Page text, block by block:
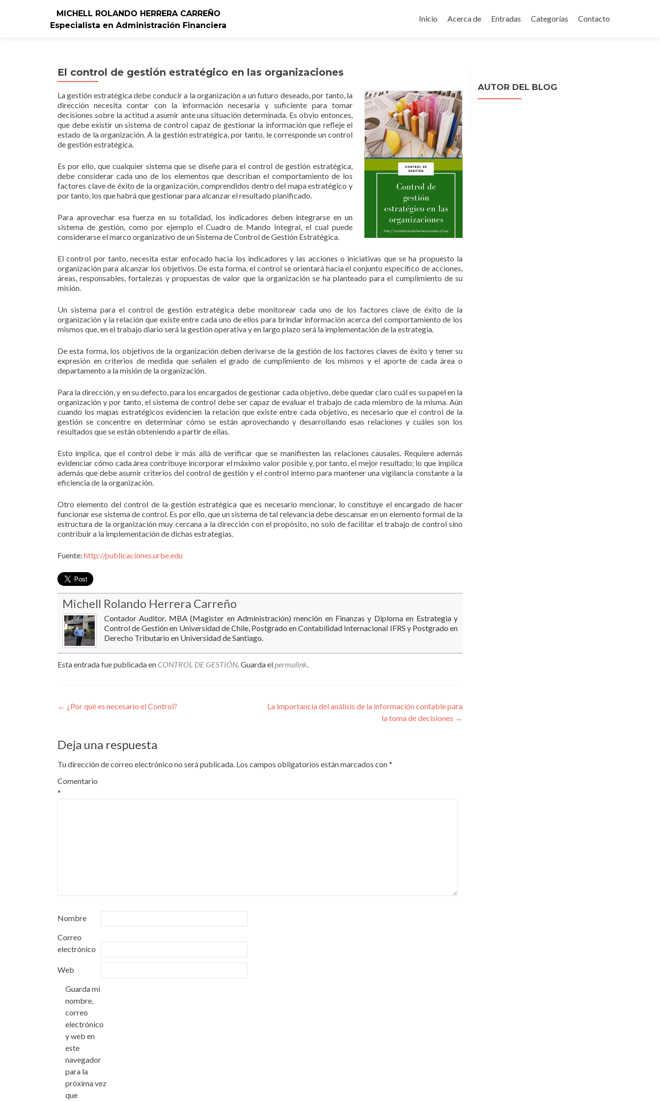
MICHELL ROLANDO HERRERA CARREÑO
Especialista en Administración Financiera
al
Inicio Acerca de Entradas Categorías Contacto
El control de gestión estratégico en las organizaciones
La gestión estratégica debe conducir a la organización a un futuro deseado, por tanto, la
dirección necesita contar con la información necesaria y suficiente para tomar
decisiones sobre la actitud a asumir ante una situación determinada. Es obvio entonces,
que debe existir un sistema de control capaz de gestionar la información que refleje el
estado de la organización. A la gestión estratégica, por tanto, le corresponde un control
de gestión estratégica.
Es por ello, que cualquier sistema que se diseñe para el control de gestión estratégica,
debe considerar cada uno de los elementos que describan el comportamiento de los
factores clave de éxito de la organización, comprendidos dentro del mapa estratégico y
por tanto, los que habrá que gestionar para alcanzar el resultado planificado.
Para aprovechar esa fuerza en su totalidad, los indicadores deben integrarse en un
sistema de gestión, como por ejemplo el Cuadro de Mando Integral, el cual puede
considerarse el marco organizativo de un Sistema de Control de Gestión Estratégica.
El control por tanto, necesita estar enfocado hacia los indicadores y las acciones o iniciativas que se ha propuesto la
organización para alcanzar los objetivos. De esta forma, el control se orientará hacia el conjunto específico de acciones,
áreas, responsables, fortalezas y propuestas de valor que la organización se ha planteado para el cumplimiento de su
misión.
Un sistema para el control de gestión estratégica debe monitorear cada uno de los factores clave de éxito de la
organización y la relación que existe entre cada uno de ellos para brindar información acerca del comportamiento de los
mismos que, en el trabajo diario será la gestión operativa y en largo plazo será la implementación de la estrategia.
De esta forma, los objetivos de la organización deben derivarse de la gestión de los factores claves de éxito y tener su
expresión en criterios de medida que señalen el grado de cumplimiento de los mismos y el aporte de cada área o
departamento a la misión de la organización.
Para la dirección, y en su defecto, para los encargados de gestionar cada objetivo, debe quedar claro cuál es su papel en la
organización y por tanto, el sistema de control debe ser capaz de evaluar el trabajo de cada miembro de la misma. Aún
cuando los mapas estratégicos evidencien la relación que existe entre cada objetivo, es necesario que el control de la
gestión se concentre en determinar cómo se están aprovechando y desarrollando esas relaciones y cuáles son los
resultados que se están obteniendo a partir de ellas.
Esto implica, que el control debe ir más allá de verificar que se manifiesten las relaciones causales. Requiere además
evidenciar cómo cada área contribuye incorporar el máximo valor posible y, por tanto, el mejor resultado; lo que implica
además que debe asumir criterios del control de gestión y el control interno para mantener una vigilancia constante a la
eficiencia de la organización.
Otro elemento del control de la gestión estratégica que es necesario mencionar, lo constituye el encargado de hacer
funcionar ese sistema de control. Es por ello, que un sistema de tal relevancia debe descansar en un elemento formal de la
estructura de la organización muy cercana a la dirección con el propósito, no solo de facilitar el trabajo de control sino
contribuir a la implementación de dichas estrategias.
Fuente: http://publicaciones.urbe.edu
Michell Rolando Herrera Carreño
Contador Auditor, MBA (Magister en Administración) mención en Finanzas y Diploma en Estrategia y
Control de Gestión en Universidad de Chile, Postgrado en Contabilidad Internacional IFRS y Postgrado en
Derecho Tributario en Universidad de Santiago.
Esta entrada fue publicada en CONTROL DE GESTIÓN. Guarda elpermalink.
Navegación
entradas
← ¿Por qué es necesario el Control?
La importancia del análisis de la información contable para
la toma de decisiones →
Deja una respuesta
Tu dirección de correo electrónico no será publicada. Los campos obligatorios están marcados con*
Comentario
*
Nombre
Correo
electrónico
Web
Guarda mi
nombre,
correo
electrónico
y web en
este
navegador
para la
próxima vez
que
AUTOR DEL BLOG